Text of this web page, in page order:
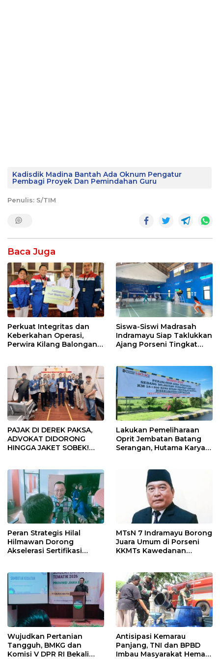
Kadisdik Madina Bantah Ada Oknum Pengatur
Pembagi Proyek Dan Pemindahan Guru
Penulis: S/TIM
Baca Juga
Perkuat Integritas dan
Keberkahan Operasi,
Perwira Kilang Balongan
Siswa-Siswi Madrasah
Indramayu Siap Taklukkan
Ajang Porseni Tingkat
PAJAK DI DEREK PAKSA,
ADVOKAT DIDORONG
HINGGA JAKET SOBEK!
Pekanbaru!
Lakukan Pemeliharaan
Oprit Jembatan Batang
Serangan, Hutama Karya
Peran Strategis Hilal
Hilmawan Dorong
Akselerasi Sertifikasi
Indramayu
MTsN 7 Indramayu Borong
Juara Umum di Porseni
KKMTs Kawedanan
Wujudkan Pertanian
Tangguh, BMKG dan
Komisi V DPR RI Bekali
Antisipasi Kemarau
Panjang, TNI dan BPBD
Imbau Masyarakat Hemat